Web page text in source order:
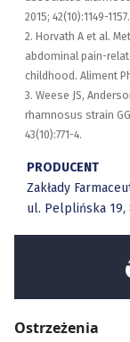
2015; 42(10):1149-1157.
2. Horvath A et al.
abdominal pain-
childhood. Aliment
3. Weese JS,
rhamnosus strain
43(10):771-4.
PRODUCENT
Zakłady
ul. Pelplińska 19,
Ostrzeżenia